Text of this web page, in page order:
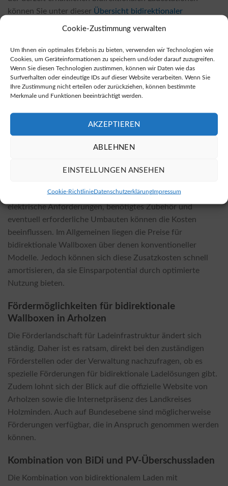
Cookie-Zustimmung verwalten
Um Ihnen ein optimales Erlebnis zu bieten, verwenden wir Technologien wie
Cookies, um Geräteinformationen zu speichern und/oder darauf zuzugreifen.
Wenn Sie diesen Technologien zustimmen, können wir Daten wie das
Surfverhalten oder eindeutige IDs auf dieser Website verarbeiten. Wenn Sie
Ihre Zustimmung nicht erteilen oder zurückziehen, können bestimmte
Merkmale und Funktionen beeinträchtigt werden.
AKZEPTIEREN
ABLEHNEN
EINSTELLUNGEN ANSEHEN
Cookie-RichtlinieDatenschutzerklärungImpressum
können Sie unter dieser Übersicht bidirektionaler
finden.
Erwerb von bidirektionalen Wallboxen
Bidirektionale Wallboxen sind sowohl bei Einzelhändlern
vor Ort als auch in vielen Online-Shops erhältlich, wobei
speziell Online-Shops oft günstigere Preise anbieten. Wenn
Sie unter diesemAuswahl bidirektionaler Wallboxenfündig
Kosten für die Installation und Einflussfaktoren
Die Kosten für die Installation einer bidirektionalen
spezifischen lokalen Gegebenheiten. Faktoren wie
elektrische Anforderungen, benötigtes Zubehör und
eventuell erforderliche Umbauten können die Kosten
beeinflussen. Im Allgemeinen liegen die Preise für
bidirektionale Wallboxen über denen konventioneller
Modelle. Jedoch können sich diese Zusatzkosten schnell
amortisieren, da sie Einsparpotential durch optimierte
Nutzung bieten.
Fördermöglichkeiten für bidirektionale
Wallboxen in Arholzen
Die Förderlandschaft für Ladeinfrastruktur ändert sich
ständig. Daher ist es ratsam, direkt bei den zuständigen
Förderstellen oder der Verwaltung nachzufragen, ob es
spezielle Förderungen für bidirektionale Ladelösungen gibt.
Zudem lohnt sich der Blick auf die offizielle Website von
Arholzen sowie die Internetpräsenz des Landkreises
Holzminden. Auch auf Bundesebene sind möglicherweise
Förderungen verfügbar, die in Anspruch genommen werden
können.
Kombination von BiDi und PV-Überschussladen
Die Kombination von bidirektionalem Laden mit